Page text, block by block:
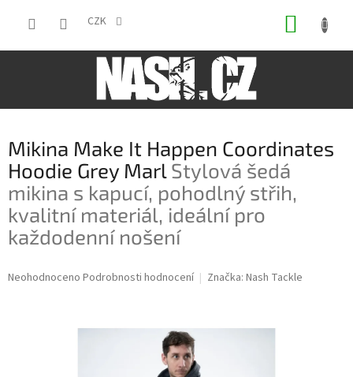
CZK
Mikina Make It Happen Coordinates
Hoodie Grey MarlStylová šedá
mikina s kapucí, pohodlný střih,
kvalitní materiál, ideální pro
každodenní nošení
Průměrné
Neohodnoceno Podrobnosti hodnocení Značka: Nash Tackle